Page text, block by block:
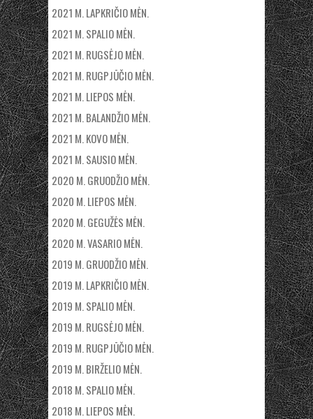
2021 M. LAPKRIČIO MĖN.
2021 M. SPALIO MĖN.
2021 M. RUGSĖJO MĖN.
2021 M. RUGPJŪČIO MĖN.
2021 M. LIEPOS MĖN.
2021 M. BALANDŽIO MĖN.
2021 M. KOVO MĖN.
2021 M. SAUSIO MĖN.
2020 M. GRUODŽIO MĖN.
2020 M. LIEPOS MĖN.
2020 M. GEGUŽĖS MĖN.
2020 M. VASARIO MĖN.
2019 M. GRUODŽIO MĖN.
2019 M. LAPKRIČIO MĖN.
2019 M. SPALIO MĖN.
2019 M. RUGSĖJO MĖN.
2019 M. RUGPJŪČIO MĖN.
2019 M. BIRŽELIO MĖN.
2018 M. SPALIO MĖN.
2018 M. LIEPOS MĖN.